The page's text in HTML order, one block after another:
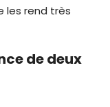
les rend très
de deux